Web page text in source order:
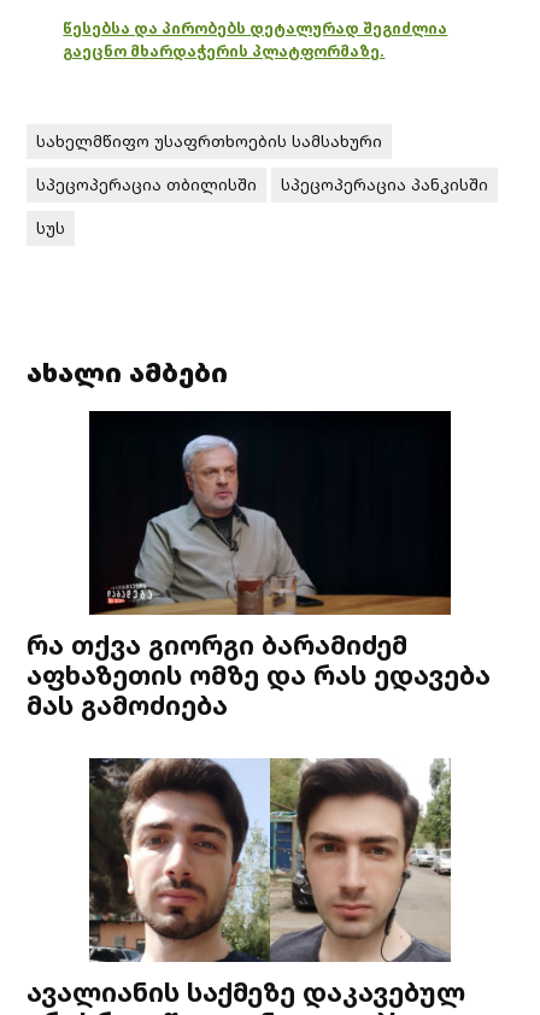
წესებსა და პირობებს დეტალურად შეგიძლია
გაეცნო მხარდაჭერის პლატფორმაზე.
სახელმწიფო უსაფრთხოების სამსახური
სპეცოპერაცია თბილისში
სპეცოპერაცია პანკისში
სუს
ახალი ამბები
რა თქვა გიორგი ბარამიძემ
აფხაზეთის ომზე და რას ედავება
მას გამოძიება
ავალიანის საქმეზე დაკავებულ